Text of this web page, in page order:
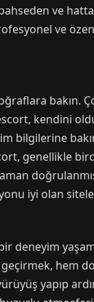
ve
ve
bakın.
kendini
bilgilerine
genellikle
iyi olan
bir deneyim
hem
yapıp